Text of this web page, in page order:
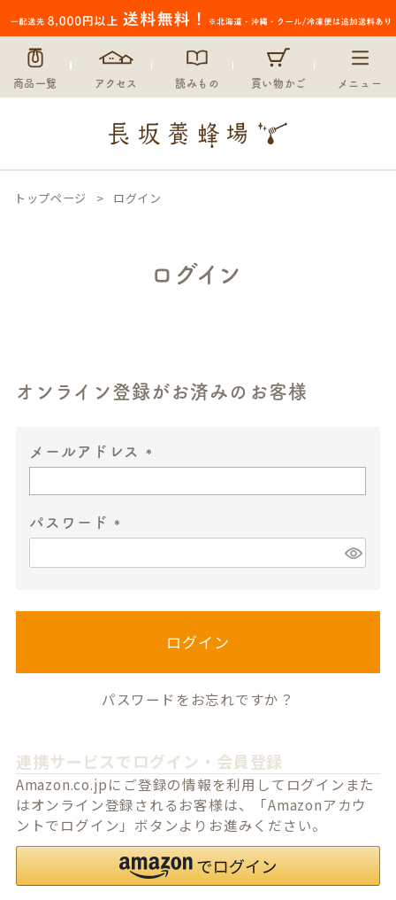
商品一覧 アクセス 読みもの 買い物かご メニュー
トップページ ログイン
ログイン
オンライン登録がお済みのお客様
メールアドレス
パスワード
必
ログイン
パスワードをお忘れですか？
連携サービスでログイン・会員登録
Amazon.co.jpにご登録の情報を利用してログインまた
はオンライン登録されるお客様は、「Amazonアカウ
ントでログイン」ボタンよりお進みください。